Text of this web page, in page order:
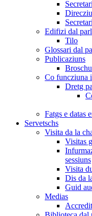
Edifizi dal
Tilo
Glossari dal
Publicaziuns
Co funcziuna
Dretg
Fatgs e datas
Servetschs
Visita da la
Visitas
sessiuns
Visita
Dis da
Guid
Medias